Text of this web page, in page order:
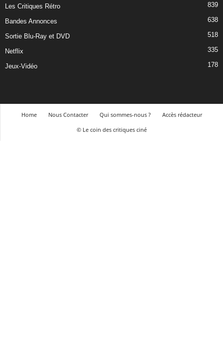
Les Critiques Rétro 839
Bandes Annonces 638
Sortie Blu-Ray et DVD 518
Netflix 335
Jeux-Vidéo 178
Home Nous Contacter Qui sommes-nous ?
Accès rédacteur
© Le coin des critiques ciné